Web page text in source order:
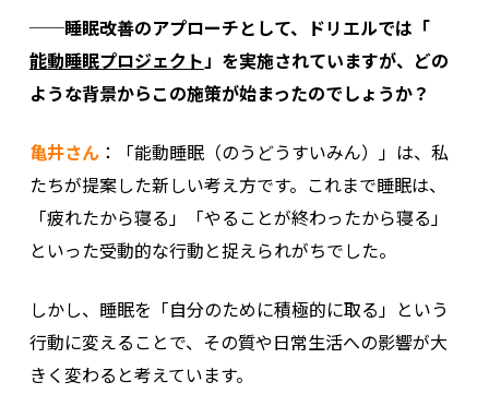
──睡眠改善のアプローチとして、ドリエルでは「
能動睡眠プロジェクト 」を実施されていますが、どの
ような背景からこの施策が始まったのでしょうか？
亀井さん：「能動睡眠（のうどうすいみん）」は、私
たちが提案した新しい考え方です。これまで睡眠は、
「疲れたから寝る」「やることが終わったから寝る」
といった受動的な行動と捉えられがちでした。
しかし、睡眠を「自分のために積極的に取る」という
行動に変えることで、その質や日常生活への影響が大
きく変わると考えています。